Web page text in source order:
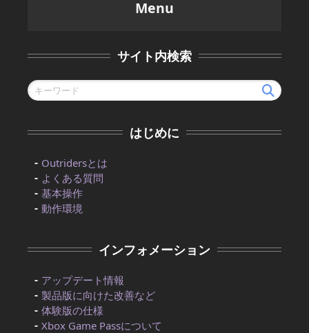
Menu
サイト内検索
はじめに
Outridersとは
よくある質問
基本操作
動作環境
インフォメーション
アップデート情報
製品版に向けた改善など
体験版の仕様
Xbox Game Passについて